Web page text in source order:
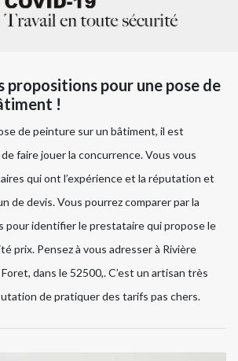
propositions pour une pose de
!
de peinture sur un bâtiment, il est
faire jouer la concurrence. Vous vous
qui ont l’expérience et la réputation et
de devis. Vous pourrez comparer par la
pour identifier le prestataire qui propose le
prix. Pensez à vous adresser à Rivière
dans le 52500,. C’est un artisan très
de pratiquer des tarifs pas chers.